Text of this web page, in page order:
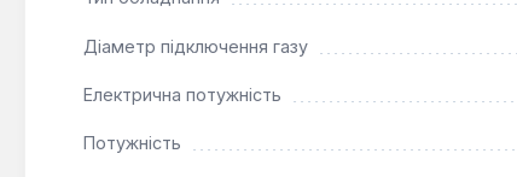
Діаметр підключення газу
Електрична потужність
Потужність